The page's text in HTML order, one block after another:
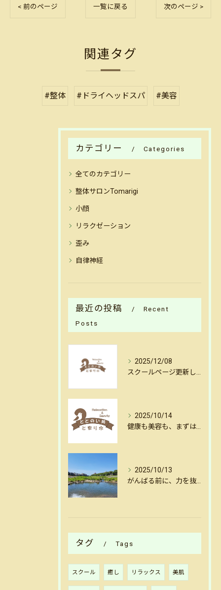
< 前のページ 一覧に戻る 次のページ >
関連タグ
#整体 #ドライヘッドスパ #美容
カテゴリー Categories
全てのカテゴリー
整体サロンTomarigi
小顔
リラクゼーション
歪み
自律神経
最近の投稿
Recent
Posts
2025/12/08
スクールページ更新しました
2025/10/14
健康も美容も、まずはリセットから。金沢・犀川沿いの揺らし整体
2025/10/13
がんばる前に、力を抜く。金沢犀川沿いの揺らし整体で心と体をリセット
タグ Tags
スクール 癒し リラックス 美肌